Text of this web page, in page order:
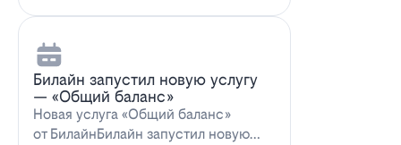
Билайн запустил новую услугу
— «Общий баланс»
Новая услуга «Общий баланс»
от БилайнБилайн запустил новую